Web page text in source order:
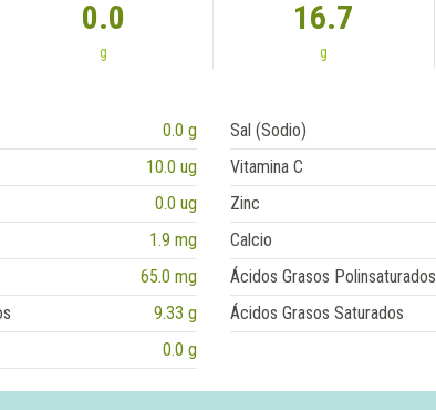
0.0
g
16.7
g
0.0 g Sal (Sodio)
10.0 ug Vitamina C
0.0 ug Zinc
1.9 mg Calcio
65.0 mg Ácidos Grasos Polinsaturados
9.33 g Ácidos Grasos Saturados
0.0 g